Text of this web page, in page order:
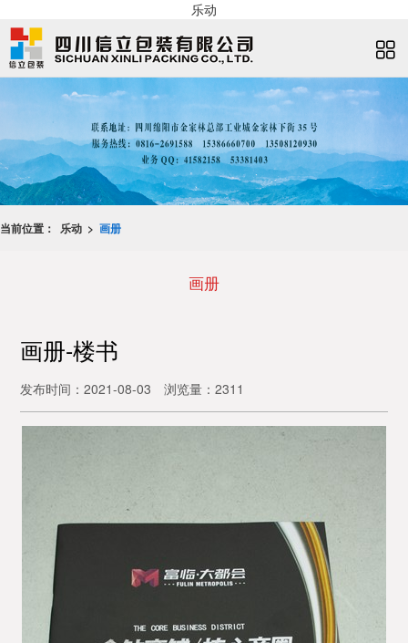
乐动
当前位置： 乐动 > 画册
画册
画册-楼书
发布时间：2021-08-03 浏览量：2311